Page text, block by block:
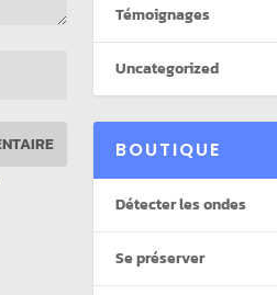
Témoignages
Uncategorized
BOUTIQUE
Détecter les ondes
Se préserver